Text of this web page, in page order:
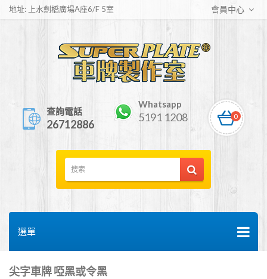
地址: 上水劍橋廣場A座6/F 5室 會員中心
查詢電話
26712886
Whatsapp
5191 1208 0
選單
尖字車牌 啞黑或令黑